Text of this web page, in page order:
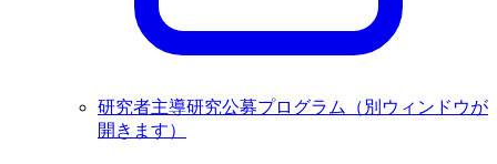
研究者主導研究公募プログラム
（別ウィンドウが
開きます）